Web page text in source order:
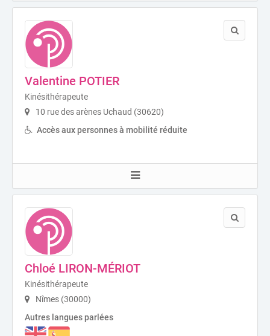
Valentine POTIER
Kinésithérapeute
10 rue des arènes Uchaud (30620)
Accès aux personnes à mobilité réduite
Chloé LIRON-MÉRIOT
Kinésithérapeute
Nîmes (30000)
Autres langues parlées